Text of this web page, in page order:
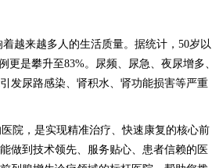
越来越多人的生活质量。据统计，50岁以
更是攀升至83%。尿频、尿急、夜尿增多、
发尿路感染、肾积水、肾功能损害等严重
院，是实现精准治疗、快速康复的核心前
做到技术领先、服务贴心、患者信赖的医